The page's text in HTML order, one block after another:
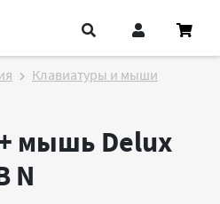
Клавиатуры и мыши
мышь Delux
N